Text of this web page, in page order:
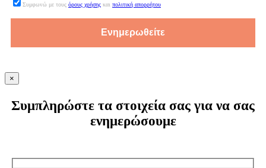
Συμφωνώ με τους όρους χρήσης και πολιτική απορρήτου
×
Συμπληρώστε τα στοιχεία σας για να σας
ενημερώσουμε